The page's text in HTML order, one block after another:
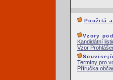
Použitá
Vzory
Kandidátní
Vzor
Termíny pro
Příručka